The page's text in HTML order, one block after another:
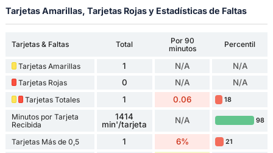
Tarjetas Amarillas, Tarjetas Rojas y Estadísticas de Faltas
Tarjetas & Faltas Total
Por 90
minutos
Percentil
Tarjetas Amarillas 1 N/A N/A
Tarjetas Rojas 0 N/A N/A
Tarjetas Totales 1 0.06 18
Minutos por Tarjeta
Recibida
1414
min'/tarjeta
N/A 98
Tarjetas Más de 0,5 1 6% 21